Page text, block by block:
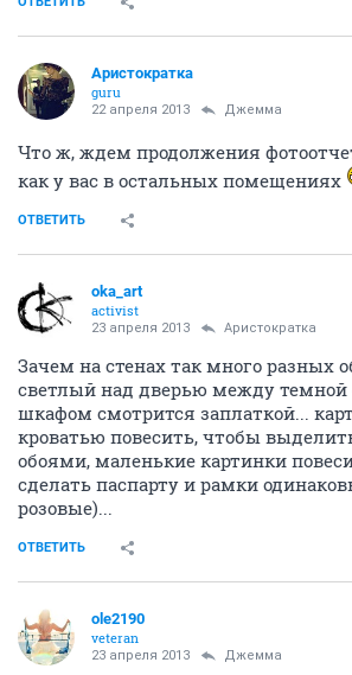
Аристократка
guru
22 апреля 2013 Джемма
Что ж, ждем продолжения
как у вас в остальных помещениях
ОТВЕТИТЬ
oka_art
activist
23 апреля 2013 Аристократка
Зачем на стенах так много разных
светлый над дверью между
шкафом смотрится заплаткой...
кроватью повесить, чтобы
обоями, маленькие картинки
сделать паспарту и рамки
розовые)...
ОТВЕТИТЬ
ole2190
veteran
23 апреля 2013 Джемма